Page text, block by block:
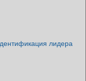
лидера